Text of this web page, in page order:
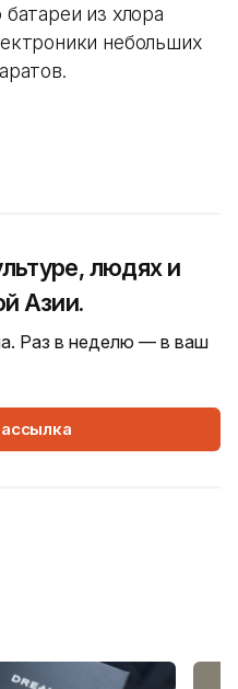
из хлора
небольших
людях и
Азии.
Раз в неделю — в ваш